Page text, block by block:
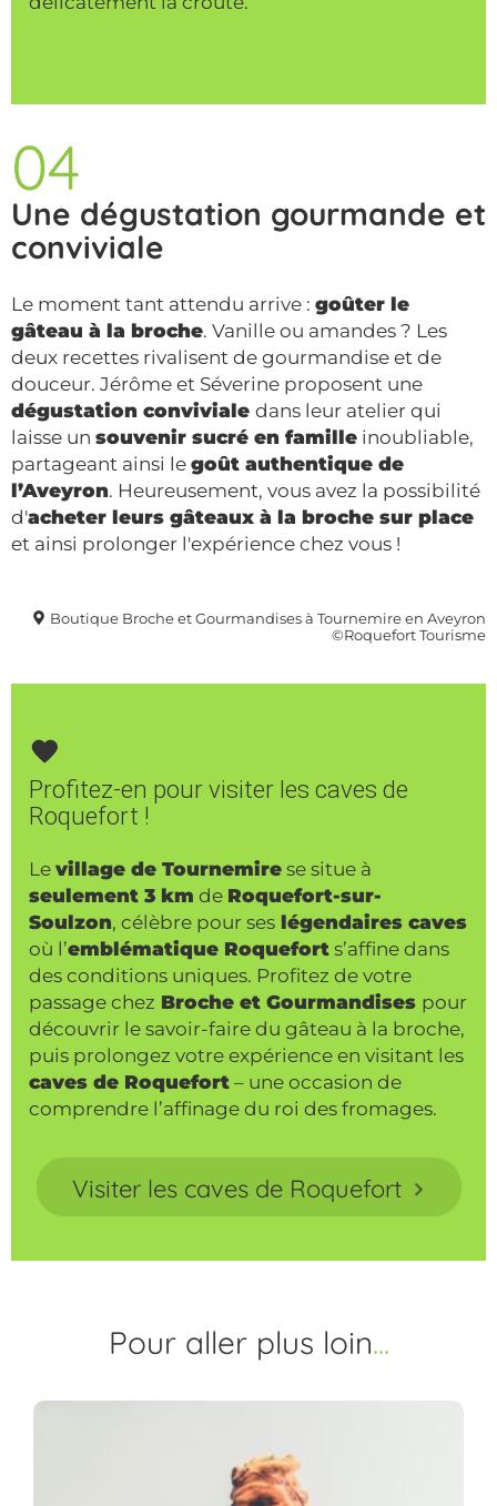
04
Une dégustation gourmande et
conviviale
Le moment tant attendu arrive : goûter le
gâteau à la broche. Vanille ou amandes ? Les
deux recettes rivalisent de gourmandise et de
douceur. Jérôme et Séverine proposent une
dégustation conviviale dans leur atelier qui
laisse un souvenir sucré en famille inoubliable,
partageant ainsi le goût authentique de
l’Aveyron. Heureusement, vous avez la possibilité
d'acheter leurs gâteaux à la broche sur place
et ainsi prolonger l'expérience chez vous !
Boutique Broche et Gourmandises à Tournemire en Aveyron
©Roquefort Tourisme
Profitez-en pour visiter les caves de
Roquefort !
Le village de Tournemire se situe à
seulement 3 km de Roquefort-sur-
Soulzon, célèbre pour ses légendaires caves
où l’emblématique Roquefort s’affine dans
des conditions uniques. Profitez de votre
passage chez Broche et Gourmandises pour
découvrir le savoir-faire du gâteau à la broche,
puis prolongez votre expérience en visitant les
caves de Roquefort – une occasion de
comprendre l’affinage du roi des fromages.
Visiter les caves de Roquefort
Pour allerplus loin
l'Aveyron